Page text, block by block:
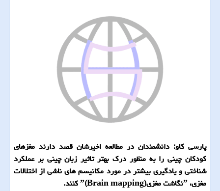
پارسی كاو: دانشمندان در مطالعه اخیرشان قصد دارند مغزهای
كودكان چینی را به منظور درك بهتر تاثیر زبان چینی بر عملكرد
شناختی و یادگیری بیشتر در مورد مكانیسم های ناشی از اختلالات
مغزی، ˮنگاشت مغزیˮ(Brain mapping) كنند.